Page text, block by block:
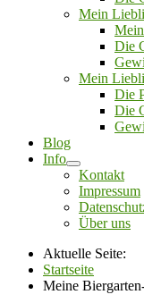
Mein
Die
Mein
Die
Die
Blog
Info
Kontakt
Impressum
Über uns
Aktuelle Seite:
Startseite
Meine